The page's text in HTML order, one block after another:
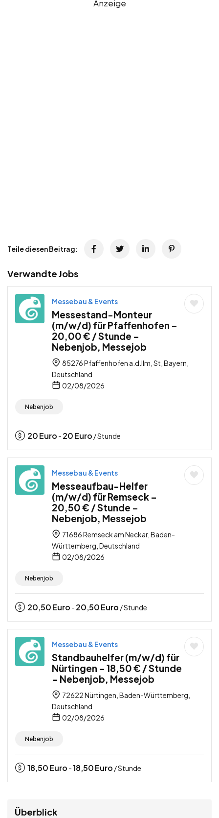
Anzeige
Teile diesen Beitrag:
Verwandte Jobs
Messebau & Events
Messestand-Monteur
(m/w/d) für Pfaffenhofen –
20,00 € / Stunde –
Nebenjob, Messejob
85276 Pfaffenhofen a.d.Ilm, St, Bayern,
Deutschland
02/08/2026
Nebenjob
20Euro - 20Euro / Stunde
Messebau & Events
Messeaufbau-Helfer
(m/w/d) für Remseck –
20,50 € / Stunde –
Nebenjob, Messejob
71686 Remseck am Neckar, Baden-
Württemberg, Deutschland
02/08/2026
Nebenjob
20,50Euro - 20,50Euro / Stunde
Messebau & Events
Standbauhelfer (m/w/d) für
Nürtingen – 18,50 € / Stunde
– Nebenjob, Messejob
72622 Nürtingen, Baden-Württemberg,
Deutschland
02/08/2026
Nebenjob
18,50Euro -18,50Euro / Stunde
Überblick